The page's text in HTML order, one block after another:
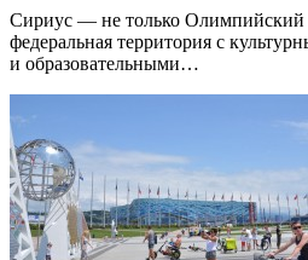
Сириус — не только Олимпийский
федеральная территория с
и образовательными…